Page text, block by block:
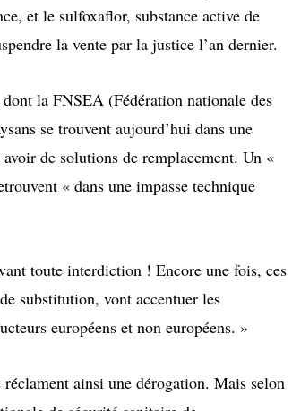
et le sulfoxaflor, substance active de
la vente par la justice l’an dernier.
la FNSEA (Fédération nationale des
se trouvent aujourd’hui dans une
de solutions de remplacement. Un «
« dans une impasse technique
toute interdiction ! Encore une fois, ces
substitution, vont accentuer les
européens et non européens. »
ainsi une dérogation. Mais selon